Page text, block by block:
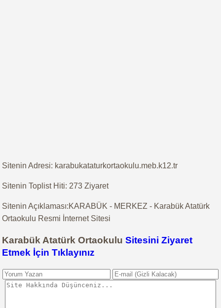
Sitenin Adresi: karabukataturkortaokulu.meb.k12.tr
Sitenin Toplist Hiti: 273 Ziyaret
Sitenin Açıklaması:KARABÜK - MERKEZ - Karabük Atatürk
Ortaokulu Resmi İnternet Sitesi
Karabük Atatürk OrtaokuluSitesini Ziyaret
Etmek İçin Tıklayınız